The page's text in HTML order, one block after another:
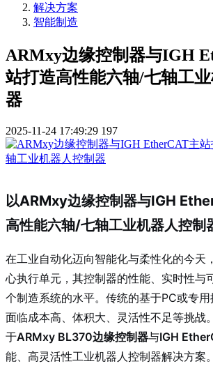
解决方案
智能制造
ARMxy边缘控制器与IGH
站打造高性能六轴/七轴工
器
2025-11-24 17:49:29 197
以ARMxy边缘控制器与IGH
高性能六轴/七轴工业机器人控制
在工业自动化迈向智能化与柔性化的今天
心执行单元，其控制器的性能、实时性与
个制造系统的水平。传统的基于PC或专
面临成本高、体积大、灵活性不足等挑战
于ARMxy BL370边缘控制器与IGH
能、高灵活性工业机器人控制器解决方案。